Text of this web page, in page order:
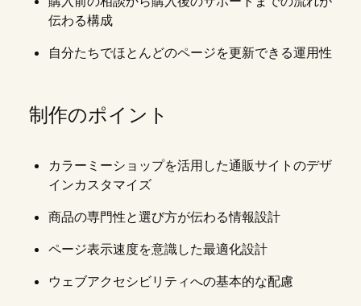
伝わる構成
自分たちでほとんどのページを更新できる運用性
制作のポイント
カラーミーショップを活用した通販サイトのデザ
インカスタマイズ
商品の専門性と選び方が伝わる情報設計
ページ表示速度を意識した最適化設計
ウェブアクセシビリティへの基本的な配慮